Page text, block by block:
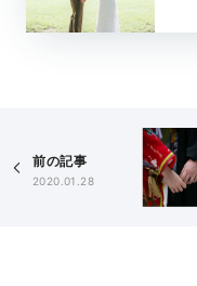
前の記事
2020.01.28